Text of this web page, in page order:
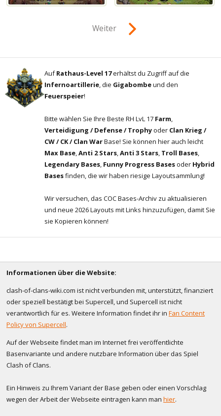
Weiter
AufRathaus-Level 17erhältst du Zugriff auf die
Infernoartillerie , die Gigabombeund den
Feuerspeier!
Bitte wählen Sie Ihre Beste RH LvL 17 Farm
Verteidigung / Defense / Trophyoder Clan Krieg /
CW / CK / Clan WarBase! Sie können hier auch leicht
Max Base Anti 2 Stars Anti 3 Stars Troll Bases
Legendary Bases Funny Progress Basesoder Hybrid
Basesfinden, die wir haben riesige Layoutsammlung!
Wir versuchen, das COC Bases-Archiv zu aktualisieren
und neue 2026 Layouts mit Links hinzuzufügen, damit Sie
sie Kopieren können!
Informationen über die Website:
clash-of-clans-wiki.com ist nicht verbunden mit, unterstützt, finanziert
oder speziell bestätigt bei Supercell, und Supercell ist nicht
verantwortlich für es. Weitere Information findet ihr in Fan Content
Policy von Supercell.
Auf der Webseite findet man im Internet frei veröffentlichte
Basenvariante und andere nutzbare Information über das Spiel
Clash of Clans.
Ein Hinweis zu Ihrem Variant der Base geben oder einen Vorschlag
wegen der Arbeit der Webseite eintragen kann man hier.